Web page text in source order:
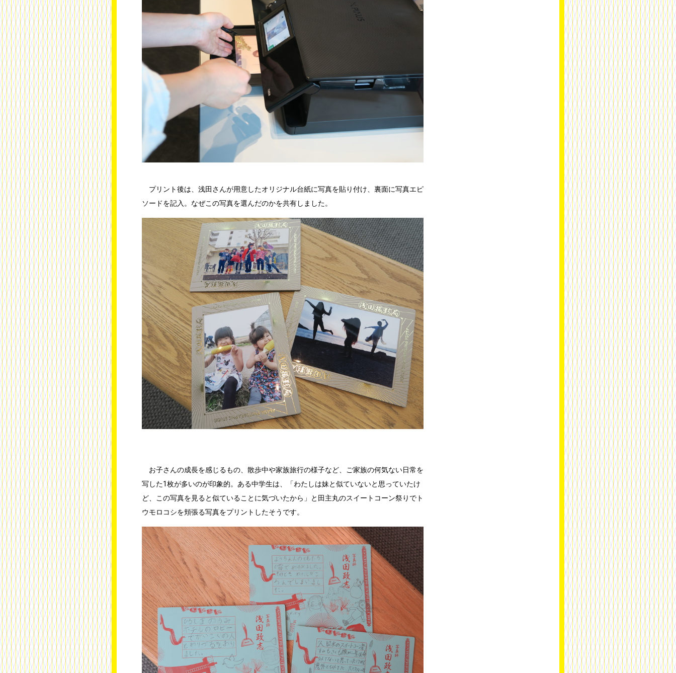
プリント後は、浅田さんが用意したオリジナル台紙に写真を貼り付け、裏面に写真エピ
ソードを記入。なぜこの写真を選んだのかを共有しました。
お子さんの成長を感じるもの、散歩中や家族旅行の様子など、ご家族の何気ない日常を
写した1枚が多いのが印象的。ある中学生は、「わたしは妹と似ていないと思っていたけ
ど、この写真を見ると似ていることに気づいたから」と田主丸のスイートコーン祭りでト
ウモロコシを頬張る写真をプリントしたそうです。